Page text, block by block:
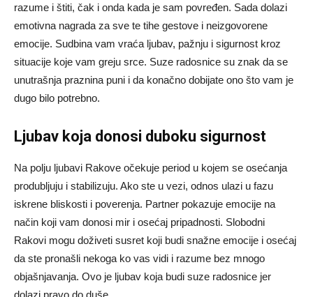
razume i štiti, čak i onda kada je sam povređen. Sada dolazi
emotivna nagrada za sve te tihe gestove i neizgovorene
emocije. Sudbina vam vraća ljubav, pažnju i sigurnost kroz
situacije koje vam greju srce. Suze radosnice su znak da se
unutrašnja praznina puni i da konačno dobijate ono što vam je
dugo bilo potrebno.
Ljubav koja donosi duboku sigurnost
Na polju ljubavi Rakove očekuje period u kojem se osećanja
produbljuju i stabilizuju. Ako ste u vezi, odnos ulazi u fazu
iskrene bliskosti i poverenja. Partner pokazuje emocije na
način koji vam donosi mir i osećaj pripadnosti. Slobodni
Rakovi mogu doživeti susret koji budi snažne emocije i osećaj
da ste pronašli nekoga ko vas vidi i razume bez mnogo
objašnjavanja. Ovo je ljubav koja budi suze radosnice jer
dolazi pravo do duše.